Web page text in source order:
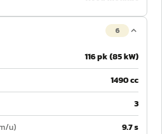
6
116 pk (85 kW)
1490 cc
3
u)
9.7 s